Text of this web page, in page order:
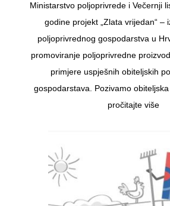
Ministarstvo poljoprivrede i Večernji
godine projekt „Zlata vrijedan“ –
poljoprivrednog gospodarstva u
promoviranje poljoprivredne
primjere uspješnih obiteljskih
gospodarstava. Pozivamo
pročitajte više